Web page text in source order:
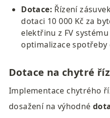
Dotace: Řízení
dotaci 10 000 Kč za
elektřinu z FV
optimalizace spotřeby
Dotace na chytré
Implementace chytrého
dosažení na výhodné